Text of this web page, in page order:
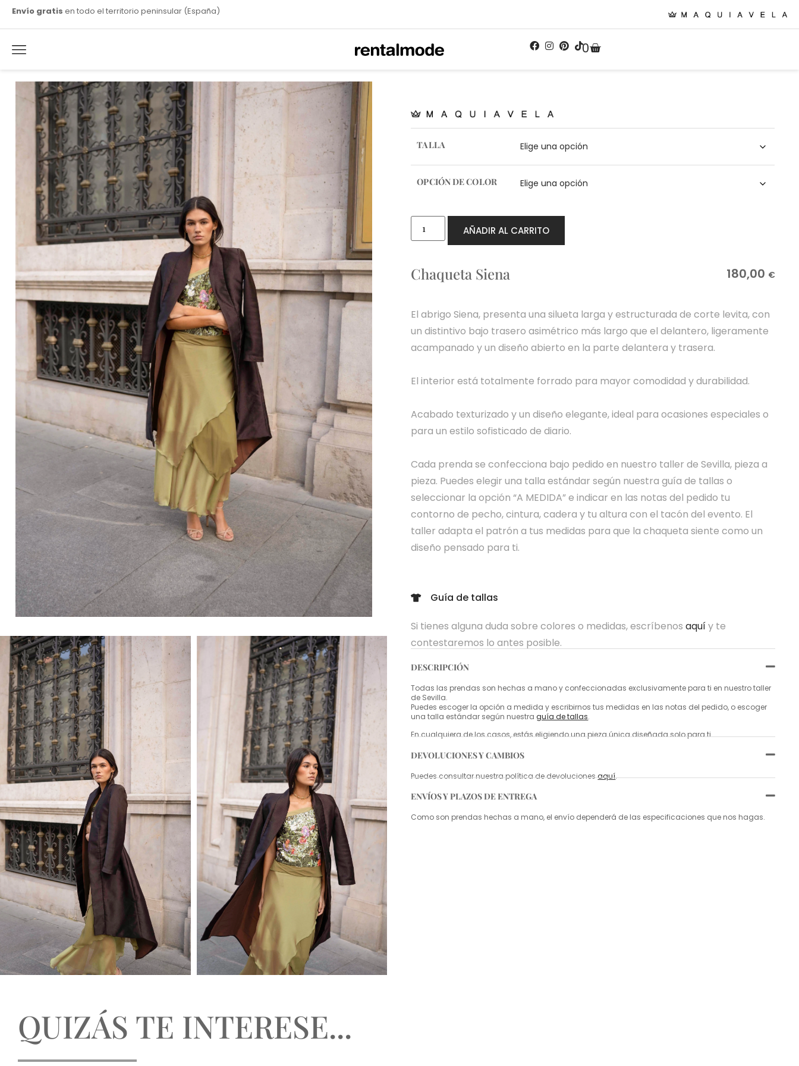
Envío gratis en todo el territorio peninsular (España)
0
TALLA
OPCIÓN DE COLOR
AÑADIR AL CARRITO
Chaqueta Siena 180,00 €
El abrigo Siena, presenta una silueta larga y estructurada de corte levita, con
un distintivo bajo trasero asimétrico más largo que el delantero, ligeramente
acampanado y un diseño abierto en la parte delantera y trasera.
El interior está totalmente forrado para mayor comodidad y durabilidad.
Acabado texturizado y un diseño elegante, ideal para ocasiones especiales o
para un estilo sofisticado de diario.
Cada prenda se confecciona bajo pedido en nuestro taller de Sevilla, pieza a
pieza. Puedes elegir una talla estándar según nuestra guía de tallas o
seleccionar la opción “A MEDIDA” e indicar en las notas del pedido tu
contorno de pecho, cintura, cadera y tu altura con el tacón del evento. El
taller adapta el patrón a tus medidas para que la chaqueta siente como un
diseño pensado para ti.
Guía de tallas
Si tienes alguna duda sobre colores o medidas, escríbenosaquíy te
contestaremos lo antes posible.
DESCRIPCIÓN
Todas las prendas son hechas a mano y confeccionadas exclusivamente para ti en nuestro taller
de Sevilla.
Puedes escoger la opción a medida y escribirnos tus medidas en las notas del pedido, o escoger
una talla estándar según nuestraguía de tallas.
En cualquiera de los casos, estás eligiendo una pieza única diseñada solo para ti.
DEVOLUCIONES Y CAMBIOS
Puedes consultar nuestra política de devolucionesaquí.
ENVÍOS Y PLAZOS DE ENTREGA
Como son prendas hechas a mano, el envío dependerá de las especificaciones que nos hagas.
QUIZÁS TE INTERESE...